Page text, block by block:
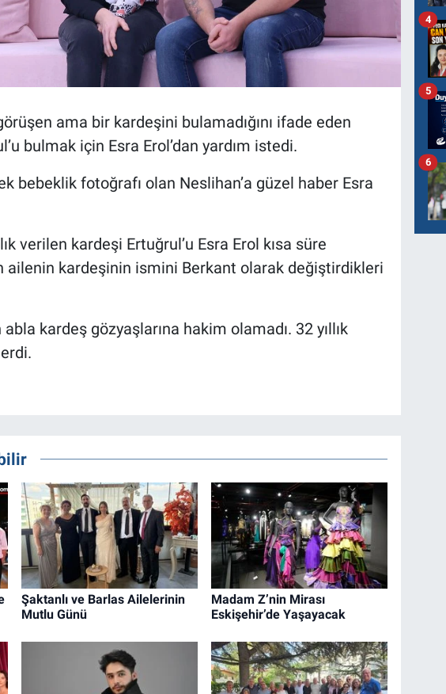
ama bir kardeşini bulamadığını ifade eden
bulmak için Esra Erol’dan yardım istedi.
bebeklik fotoğrafı olan Neslihan’a güzel haber Esra
verilen kardeşi Ertuğrul’u Esra Erol kısa süre
ailenin kardeşinin ismini Berkant olarak değiştirdikleri
kardeş gözyaşlarına hakim olamadı. 32 yıllık
Şaktanlı ve Barlas Ailelerinin
Mutlu Günü
Madam Z’nin Mirası
Eskişehir’de Yaşayacak
4
5
6